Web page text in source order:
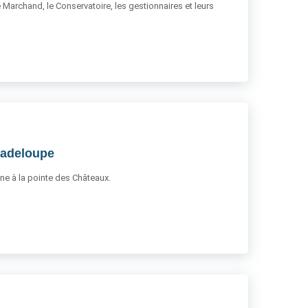
le Conservatoire, les gestionnaires et leurs
à la pointe des Châteaux.